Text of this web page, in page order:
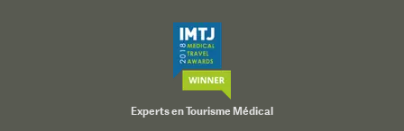
Experts en Tourisme Médical